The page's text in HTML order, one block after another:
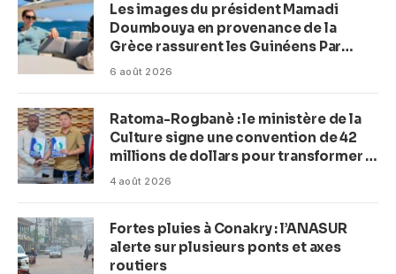
Les images du président Mamadi
Doumbouya en provenance de la
Grèce rassurent les Guinéens Par
(Macka Baldé)
6 août 2026
Ratoma-Rogbanè : le ministère de la
Culture signe une convention de 42
millions de dollars pour transformer la
plage en complexe balnéaire
4 août 2026
Fortes pluies à Conakry : l’ANASUR
alerte sur plusieurs ponts et axes
routiers